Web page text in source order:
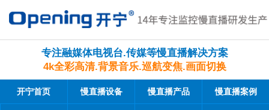
专注融媒体电视台.传媒等慢直播解决方案
4k全彩高清.背景音乐.巡航变焦.画面切换
开宁首页 慢直播设备 慢直播产品 慢直播案例